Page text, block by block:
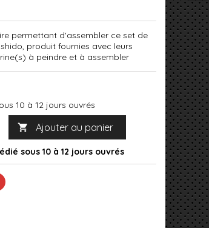
permettant d'assembler ce set de
produit fournies avec leurs
à peindre et à assembler
10 à 12 jours ouvrés
 Ajouter au panier
sous 10 à 12 jours ouvrés